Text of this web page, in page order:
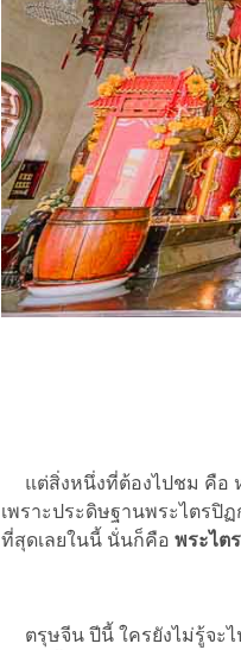
แต่สิ่งหนึ่งที่ต้องไปชม คือ
เพราะประดิษฐานพระไตรปิ
ที่สุดเลยในนี้ นั่นก็คือ พระไต
ตรุษจีน ปีนี้ ใครยังไม่รู้จะ